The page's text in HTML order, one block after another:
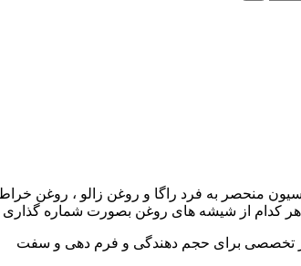
از شیشه های روغن بصورت شماره گذاری شده و
تخصصی برای حجم دهندگی و فرم دهی و سفت